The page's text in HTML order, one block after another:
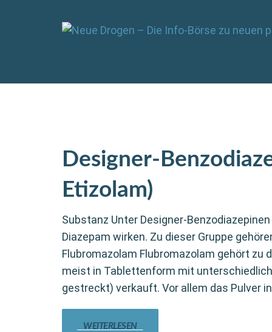
Designer-
Etizolam)
Substanz Unter Designer-
Diazepam wirken. Zu dieser Gruppe
Flubromazolam Flubromazolam gehört zu
meist in Tablettenform mit
gestreckt) verkauft. Vor allem das Pulver
WEITERLESEN